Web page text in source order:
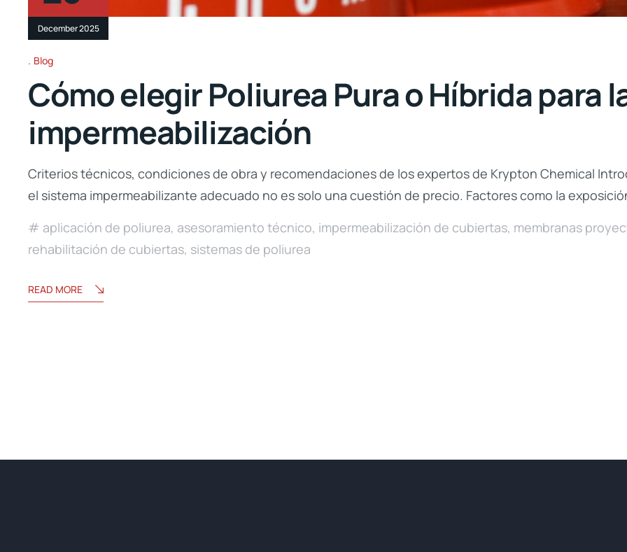
December 2025
Blog
Cómo elegir Poliurea Pura o Híbrida para
impermeabilización
Criterios técnicos, condiciones de obra y recomendaciones de los expertos de Krypton Chemical
el sistema impermeabilizante adecuado no es solo una cuestión de precio. Factores como la
aplicación de poliurea, asesoramiento técnico, impermeabilización de cubiertas, membranas
rehabilitación de cubiertas, sistemas de poliurea
READ MORE